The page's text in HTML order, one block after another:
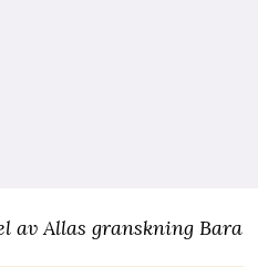
av Allas granskning Bara